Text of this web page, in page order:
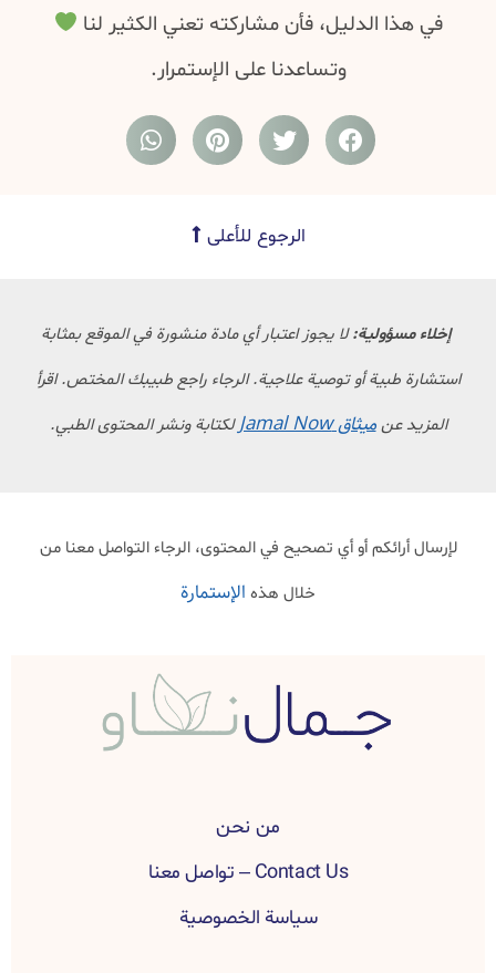
في هذا الدليل، فأن مشاركته تعني الكثير لنا
وتساعدنا على الإستمرار.
الرجوع للأعلى
إخلاء مسؤولية:لا يجوز اعتبار أي مادة منشورة في الموقع بمثابة
استشارة طبية أو توصية علاجية. الرجاء راجع طبيبك المختص. اقرأ
المزيد عنميثاق Jamal Now لكتابة ونشر المحتوى الطبي.
لإرسال أرائكم أو أي تصحيح في المحتوى، الرجاء التواصل معنا من
خلال هذه الإستمارة
من نحن
Contact Us – تواصل معنا
سياسة الخصوصية